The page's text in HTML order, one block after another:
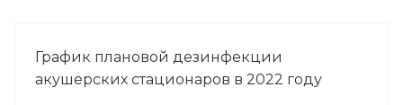
График плановой дезинфекции
акушерских стационаров в 2022 году